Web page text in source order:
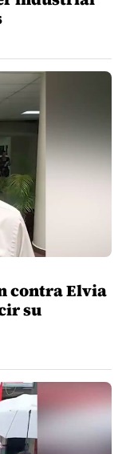
contra Elvia
su